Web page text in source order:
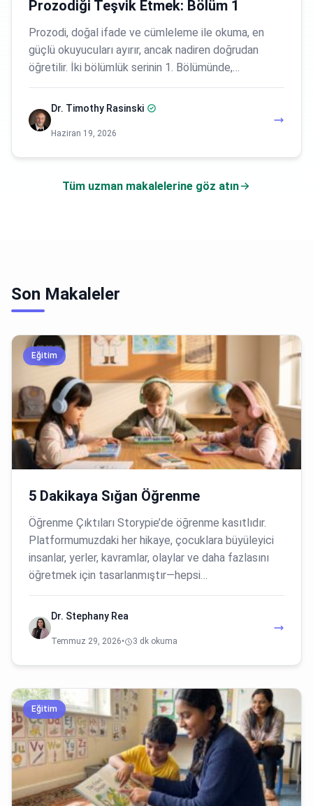
Prozodiği Teşvik Etmek: Bölüm 1
Prozodi, doğal ifade ve cümleleme ile okuma, en
güçlü okuyucuları ayırır, ancak nadiren doğrudan
öğretilir. İki bölümlük serinin 1. Bölümünde,…
Dr. Timothy Rasinski
Haziran 19, 2026
Tüm uzman makalelerine göz atın
Son Makaleler
Eğitim
5 Dakikaya Sığan Öğrenme
Öğrenme Çıktıları Storypie’de öğrenme kasıtlıdır.
Platformumuzdaki her hikaye, çocuklara büyüleyici
insanlar, yerler, kavramlar, olaylar ve daha fazlasını
öğretmek için tasarlanmıştır—hepsi…
Dr. Stephany Rea
Temmuz 29, 2026• 3 dk okuma
Eğitim